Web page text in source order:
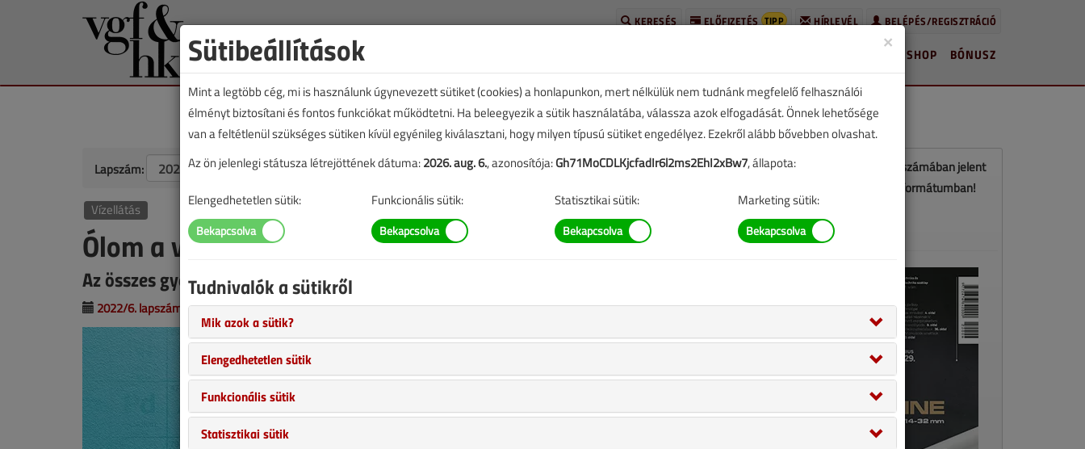
BELÉPÉS/REGISZTRÁCIÓ
HÍRLEVÉL
ELŐFIZETÉS TIPP
KERESÉS
BÓNUSZ
SHOP
Lapszám: TARTALOM
Vízellátás
Ólom a vízben
Az összes gyermekintézményben fel kell mérni a helyzetet
2022/6. lapszám | Erdősi Csaba | 1541 |
Ez a cikk a VGF&HKL 2022. júniusi számában jelent
meg. Töltse le a lapszámot PDF formátumban!
×
Sütibeállítások
Mint a legtöbb cég, mi is használunk úgynevezett sütiket (cookies) a honlapunkon, mert nélkülük nem tudnánk megfelelő felhasználói
élményt biztosítani és fontos funkciókat működtetni. Ha beleegyezik a sütik használatába, válassza azok elfogadását. Önnek lehetősége
van a feltétlenül szükséges sütiken kívül egyénileg kiválasztani, hogy milyen típusú sütiket engedélyez. Ezekről alább bővebben olvashat.
Az ön jelenlegi státusza létrejöttének dátuma:2026. aug. 6., azonosítója:Gh71MoCDLKjcfadIr6l2ms2EhI2xBw7, állapota:
Elengedhetetlen sütik: Funkcionális sütik: Statisztikai sütik: Marketing sütik:
Tudnivalók a sütikről
Mik azok a sütik?
Elengedhetetlen sütik
Funkcionális sütik
Statisztikai sütik